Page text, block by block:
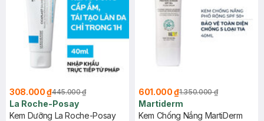
308.000 ₫445.000 ₫
La Roche-Posay
Kem Dưỡng La Roche-Posay
601.000 ₫1.350.000 ₫
Martiderm
Kem Chống Nắng MartiDerm